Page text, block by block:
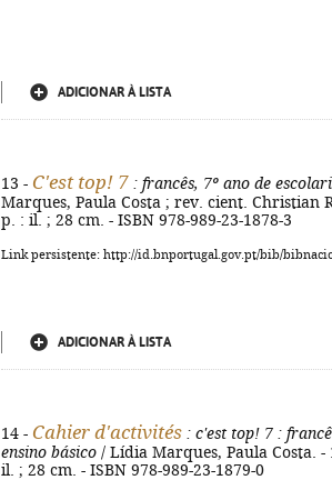
ADICIONAR À LISTA
13 - C'est top! 7 : francês, 7º ano de
Marques, Paula Costa ; rev. cient. Christian
p. : il. ; 28 cm. - ISBN 978-989-23-1878-3
Link persistente: http://id.bnportugal.gov.pt/bib/
ADICIONAR À LISTA
14 - Cahier d'activités : c'est top! 7 :
ensino básico / Lídia Marques, Paula Costa. -
il. ; 28 cm. - ISBN 978-989-23-1879-0